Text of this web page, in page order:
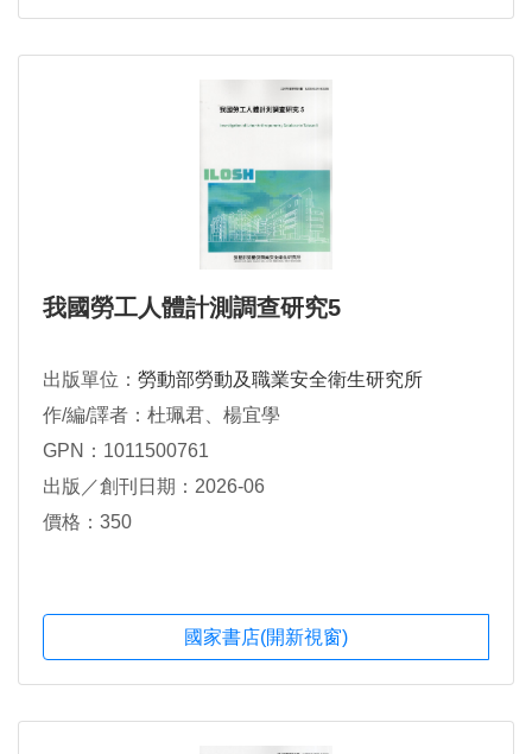
我國勞工人體計測調查研究5
出版單位： 勞動部勞動及職業安全衛生研究所
作/編/譯者：杜珮君、楊宜學
GPN：1011500761
出版／創刊日期：2026-06
價格：350
國家書店(開新視窗)